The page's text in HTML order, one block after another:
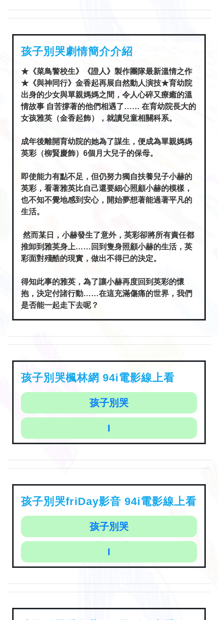
孩子別哭劇情簡介介紹
★《菜鳥警校生》《證人》製作團隊最新溫情之作
★《與神同行》金香起再展自然動人演技★育幼院
出身的少女與單親媽媽之間，令人心碎又療癒的溫
情故事 自苦撐著的他們相遇了…… 在育幼院長大的
女孩雅英（金香起飾），就讀兒童相關科系。
成年後離開育幼院的她為了謀生，便成為單親媽媽
英彩（柳賢慶飾）6個月大兒子的保母。
即使能力有點不足，但仍努力獨自扶養兒子小赫的
英彩，看著雅英比自己還要細心照顧小赫的模樣，
也不知不覺地感到安心，開始夢想著能過著平凡的
生活。
然而某日，小赫發生了意外，英彩卻將所有責任都
推卸到雅英身上……回到隻身照顧小赫的生活，英
彩面對殘酷的現實，做出不得已的決定。
得知此事的雅英，為了讓小赫再度回到英彩的懷
抱，決定付諸行動……在這充滿傷痛的世界，我們
是否能一起走下去呢？
孩子別哭楓林網 94i電影線上看
孩子別哭
I
孩子別哭friDay影音 94i電影線上看
孩子別哭
I